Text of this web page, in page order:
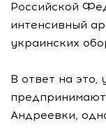
Российской
интенсивный
украинских
В ответ на это,
Андреевки,